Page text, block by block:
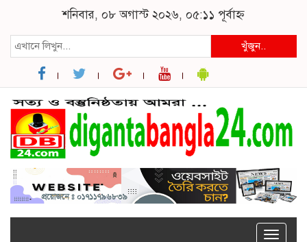
শনিবার, ০৮ অগাস্ট ২০২৬, ০৫:১১ পূর্বাহ্ন
খুঁজুন..
Toggle